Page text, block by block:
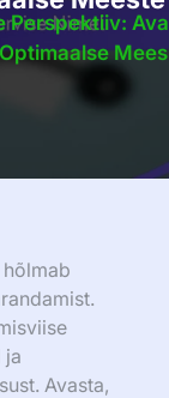
Perspektiiv: Ava
Mees
ja
Avasta,